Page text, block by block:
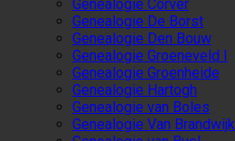
Genealogie Corver
Genealogie De Borst
Genealogie Den Bouw
Genealogie Groeneveld I
Genealogie Groenheide
Genealogie Hartogh
Genealogie van Boles
Genealogie Van Brandwijk